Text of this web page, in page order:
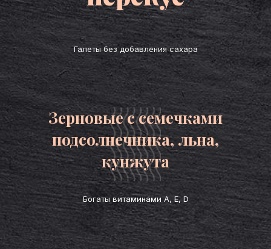
Зерновые с семечками
подсолнечника, льна,
кунжута
Богаты витаминами A, E, D
С семечками тыквы и льна